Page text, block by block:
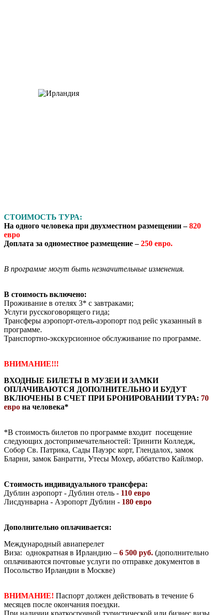
СТОИМОСТЬ ТУРА:
На одного человека при двухместном размещении –820
евро
Доплата за одноместное размещение –250 евро.
В программе могут быть незначительные изменения.
В стоимость включено:
Проживание в отелях 3* с завтраками;
Услуги русскоговорящего гида;
Трансферы аэропорт-отель-аэропорт под рейс указанный в
программе.
Транспортно-экскурсионное обслуживание по программе.
ВНИМАНИЕ!!!
ВХОДНЫЕ БИЛЕТЫ В МУЗЕИ И ЗАМКИ
ОПЛАЧИВАЮТСЯ ДОПОЛНИТЕЛЬНО И БУДУТ
ВКЛЮЧЕНЫ В СЧЕТ ПРИ БРОНИРОВАНИИ ТУРА: 70
евро на человека*
*В стоимость билетов по программе входит посещение
следующих достопримечательностей: Тринити Колледж,
Собор Св. Патрика, Сады Пауэрс корт, Глендалох, замок
Бларни, замок Банратти, Утесы Мохер, аббатство Кайлмор.
Стоимость индивидуального трансфера:
Дублин аэропорт - Дублин отель - 110 евро
Лисдунварна - Аэропорт Дублин - 180 евро
Дополнительно оплачивается:
Международный авиаперелет
Виза: однократная в Ирландию – 6 500 руб. (дополнительно
оплачиваются почтовые услуги по отправке документов в
Посольство Ирландии в Москве)
ВНИМАНИЕ! Паспорт должен действовать в течение 6
месяцев после окончания поездки.
При наличии краткосрочной туристической или бизнес визы